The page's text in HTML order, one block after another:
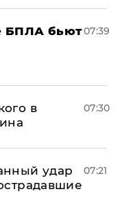
БПЛА бьют07:39
в
07:30
удар
07:21